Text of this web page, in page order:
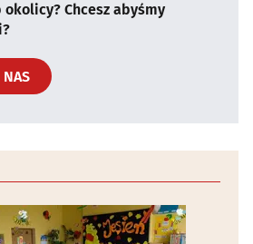
Chcesz abyśmy
NAS